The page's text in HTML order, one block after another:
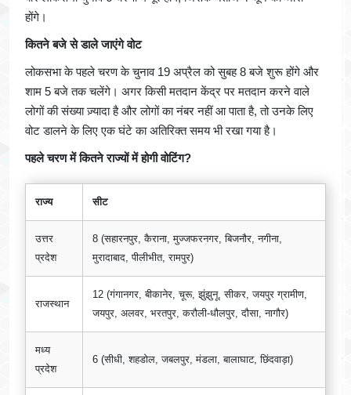
होंगे।
कितने बजे से डाले जाएंगे वोट
लोकसभा के पहले चरण के चुनाव 19 अप्रैल को सुबह 8 बजे शुरू होंगे और
शाम 5 बजे तक चलेंगे। अगर किसी मतदान केंद्र पर मतदान करने वाले
लोगों की संख्या ज़्यादा है और लोगों का नंबर नहीं आ पाता है, तो उनके लिए
वोट डालने के लिए एक घंटे का अतिरिक्त समय भी रखा गया है।
पहले चरण में कितने राज्यों में होगी वोटिंग?
राज्य सीट
उत्तर
प्रदेश
8 (सहारनपुर, कैराना, मुज्जफरनगर, बिजनौर, नगीना,
मुरादाबाद, पीलीभीत, रामपुर)
राजस्थान
12 (गंगानगर, बीकानेर, चूरू, झुंझुनू, सीकर, जयपुर ग्रामीण,
जयपुर, अलवर, भरतपुर, करौली-धौलपुर, दौसा, नागौर)
मध्य
प्रदेश
6 (सीधी, शहडोल, जबलपुर, मंडला, बालाघाट, छिंदवाड़ा)